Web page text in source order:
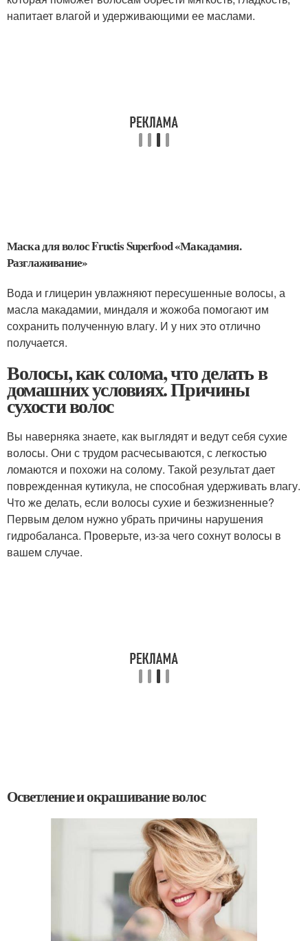
напитает влагой и удерживающими ее маслами.
Маска для волос Fructis Superfood «Макадамия.
Разглаживание»
Вода и глицерин увлажняют пересушенные волосы, а
масла макадамии, миндаля и жожоба помогают им
сохранить полученную влагу. И у них это отлично
получается.
Волосы, как солома, что делать в
домашних условиях. Причины
сухости волос
Вы наверняка знаете, как выглядят и ведут себя сухие
волосы. Они с трудом расчесываются, с легкостью
ломаются и похожи на солому. Такой результат дает
поврежденная кутикула, не способная удерживать влагу.
Что же делать, если волосы сухие и безжизненные?
Первым делом нужно убрать причины нарушения
гидробаланса. Проверьте, из-за чего сохнут волосы в
вашем случае.
Осветление и окрашивание волос